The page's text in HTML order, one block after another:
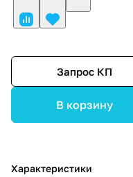
Запрос КП
В корзину
Характеристики